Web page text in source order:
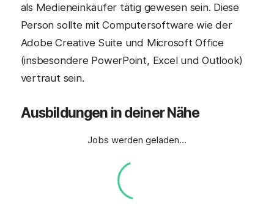
als Medieneinkäufer tätig gewesen sein. Diese
Person sollte mit Computersoftware wie der
Adobe Creative Suite und Microsoft Office
(insbesondere PowerPoint, Excel und Outlook)
vertraut sein.
Ausbildungen in deiner Nähe
Jobs werden geladen…